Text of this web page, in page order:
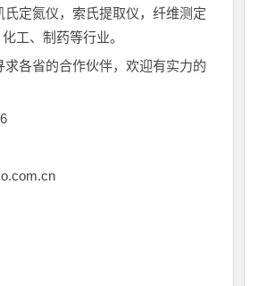
定氮仪，索氏提取仪，纤维测定
工、制药等行业。
各省的合作伙伴，欢迎有实力的